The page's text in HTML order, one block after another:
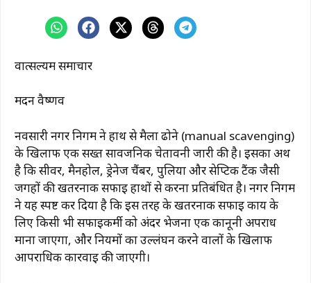
वात्सल्यम समाचार
मदन वैष्णव
नवसारी नगर निगम ने हाथ से मैला ढोने (manual scavenging)
के खिलाफ एक सख्त सार्वजनिक चेतावनी जारी की है। इसका अर्थ
है कि सीवर, मैनहोल, ड्रेनेज चैंबर, पुलिया और सेप्टिक टैंक जैसी
जगहों की खतरनाक सफाई हाथों से करना प्रतिबंधित है। नगर निगम
ने यह स्पष्ट कर दिया है कि इस तरह के खतरनाक सफाई कार्य के
लिए किसी भी सफाईकर्मी को अंदर भेजना एक कानूनी अपराध
माना जाएगा, और नियमों का उल्लंघन करने वालों के खिलाफ
आपराधिक कार्रवाई की जाएगी।